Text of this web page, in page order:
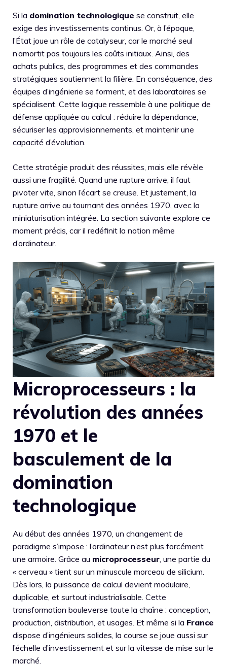
Si la domination technologique se construit, elle
exige des investissements continus. Or, à l’époque,
l’État joue un rôle de catalyseur, car le marché seul
n’amortit pas toujours les coûts initiaux. Ainsi, des
achats publics, des programmes et des commandes
stratégiques soutiennent la filière. En conséquence, des
équipes d’ingénierie se forment, et des laboratoires se
spécialisent. Cette logique ressemble à une politique de
défense appliquée au calcul : réduire la dépendance,
sécuriser les approvisionnements, et maintenir une
capacité d’évolution.
Cette stratégie produit des réussites, mais elle révèle
aussi une fragilité. Quand une rupture arrive, il faut
pivoter vite, sinon l’écart se creuse. Et justement, la
rupture arrive au tournant des années 1970, avec la
miniaturisation intégrée. La section suivante explore ce
moment précis, car il redéfinit la notion même
d’ordinateur.
Microprocesseurs : la
révolution des années
1970 et le
basculement de la
domination
technologique
Au début des années 1970, un changement de
paradigme s’impose : l’ordinateur n’est plus forcément
une armoire. Grâce au microprocesseur, une partie du
« cerveau » tient sur un minuscule morceau de silicium.
Dès lors, la puissance de calcul devient modulaire,
duplicable, et surtout industrialisable. Cette
transformation bouleverse toute la chaîne : conception,
production, distribution, et usages. Et même si la France
dispose d’ingénieurs solides, la course se joue aussi sur
l’échelle d’investissement et sur la vitesse de mise sur le
marché.